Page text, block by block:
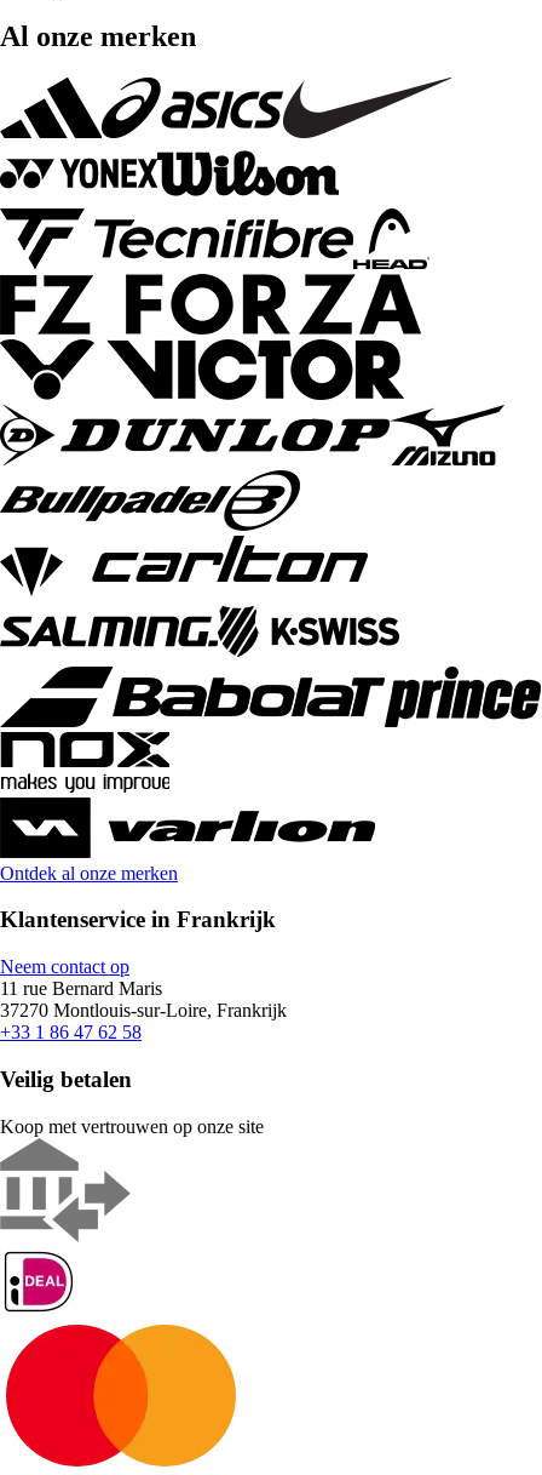
Al onze merken
Ontdek al onze merken
Klantenservice in Frankrijk
Neem contact op
11 rue Bernard Maris
37270 Montlouis-sur-Loire, Frankrijk
+33 1 86 47 62 58
Veilig betalen
Koop met vertrouwen op onze site